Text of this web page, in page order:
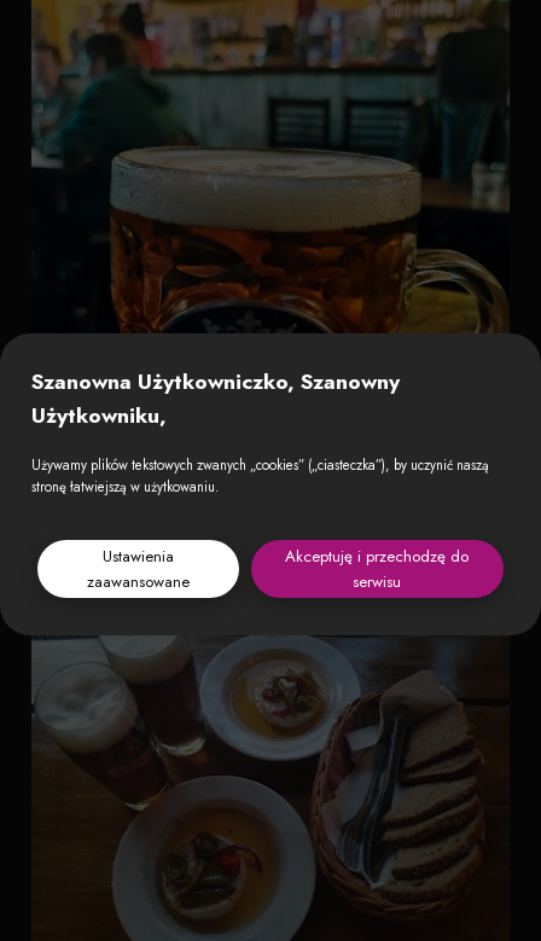
Szanowna Użytkowniczko, Szanowny
Użytkowniku,
Używamy plików tekstowych zwanych „cookies” („ciasteczka”), by uczynić naszą
stronę łatwiejszą w użytkowaniu.
Ustawienia
zaawansowane
Akceptuję i przechodzę do
serwisu